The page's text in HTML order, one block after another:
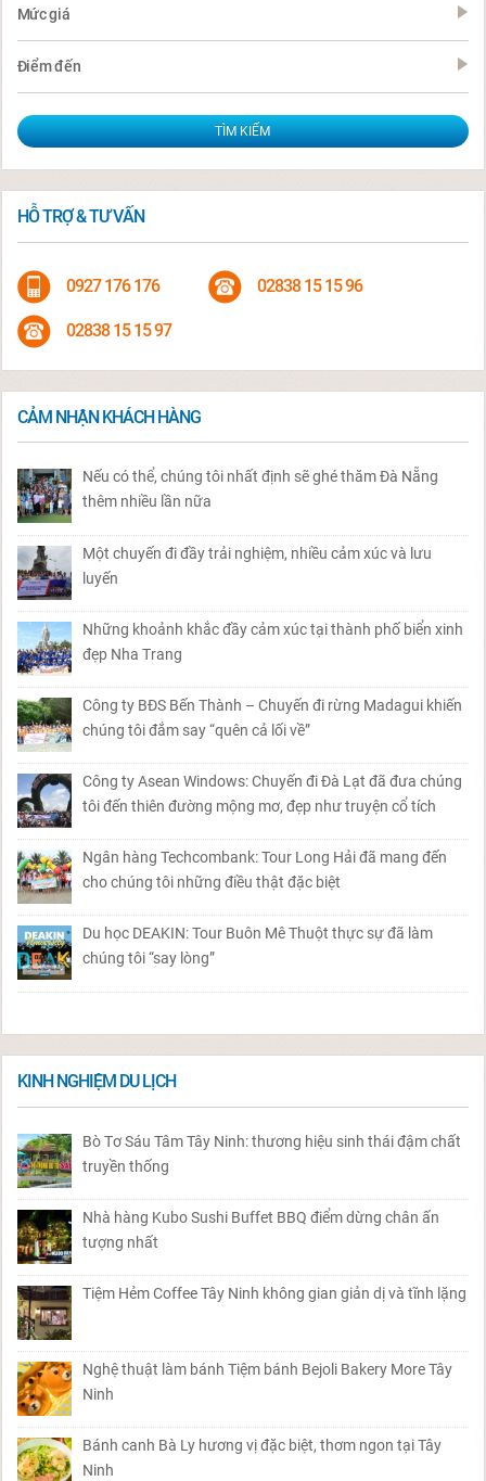
Mức giá
Điểm đến
HỖ TRỢ & TƯ VẤN
0927 176 176 02838 15 15 96
02838 15 15 97
CẢM NHẬN KHÁCH HÀNG
Nếu có thể, chúng tôi nhất định sẽ ghé thăm Đà Nẵng
thêm nhiều lần nữa
Một chuyến đi đầy trải nghiệm, nhiều cảm xúc và lưu
luyến
Những khoảnh khắc đầy cảm xúc tại thành phố biển xinh
đẹp Nha Trang
Công ty BĐS Bến Thành – Chuyến đi rừng Madagui khiến
chúng tôi đắm say “quên cả lối về”
Công ty Asean Windows: Chuyến đi Đà Lạt đã đưa chúng
tôi đến thiên đường mộng mơ, đẹp như truyện cổ tích
Ngân hàng Techcombank: Tour Long Hải đã mang đến
cho chúng tôi những điều thật đặc biệt
Du học DEAKIN: Tour Buôn Mê Thuột thực sự đã làm
chúng tôi “say lòng”
KINH NGHIỆM DU LỊCH
Bò Tơ Sáu Tâm Tây Ninh: thương hiệu sinh thái đậm chất
truyền thống
Nhà hàng Kubo Sushi Buffet BBQ điểm dừng chân ấn
tượng nhất
Tiệm Hẻm Coffee Tây Ninh không gian giản dị và tĩnh lặng
Nghệ thuật làm bánh Tiệm bánh Bejoli Bakery More Tây
Ninh
Bánh canh Bà Ly hương vị đặc biệt, thơm ngon tại Tây
Ninh